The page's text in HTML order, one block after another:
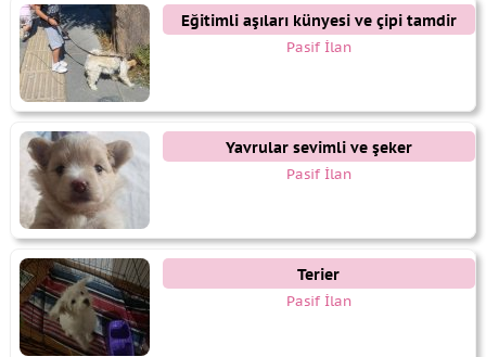
Eğitimli aşıları künyesi ve çipi tamdir
Pasif İlan
Yavrular sevimli ve şeker
Pasif İlan
Terier
Pasif İlan